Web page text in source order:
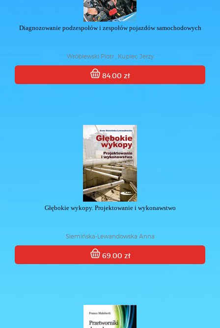
Diagnozowanie podzespołów i zespołów pojazdów samochodowych
Wróblewski Piotr , Kupiec Jerzy
84.00 zł
Głębokie wykopy. Projektowanie i wykonawstwo
Siemińska-Lewandowska Anna
69.00 zł